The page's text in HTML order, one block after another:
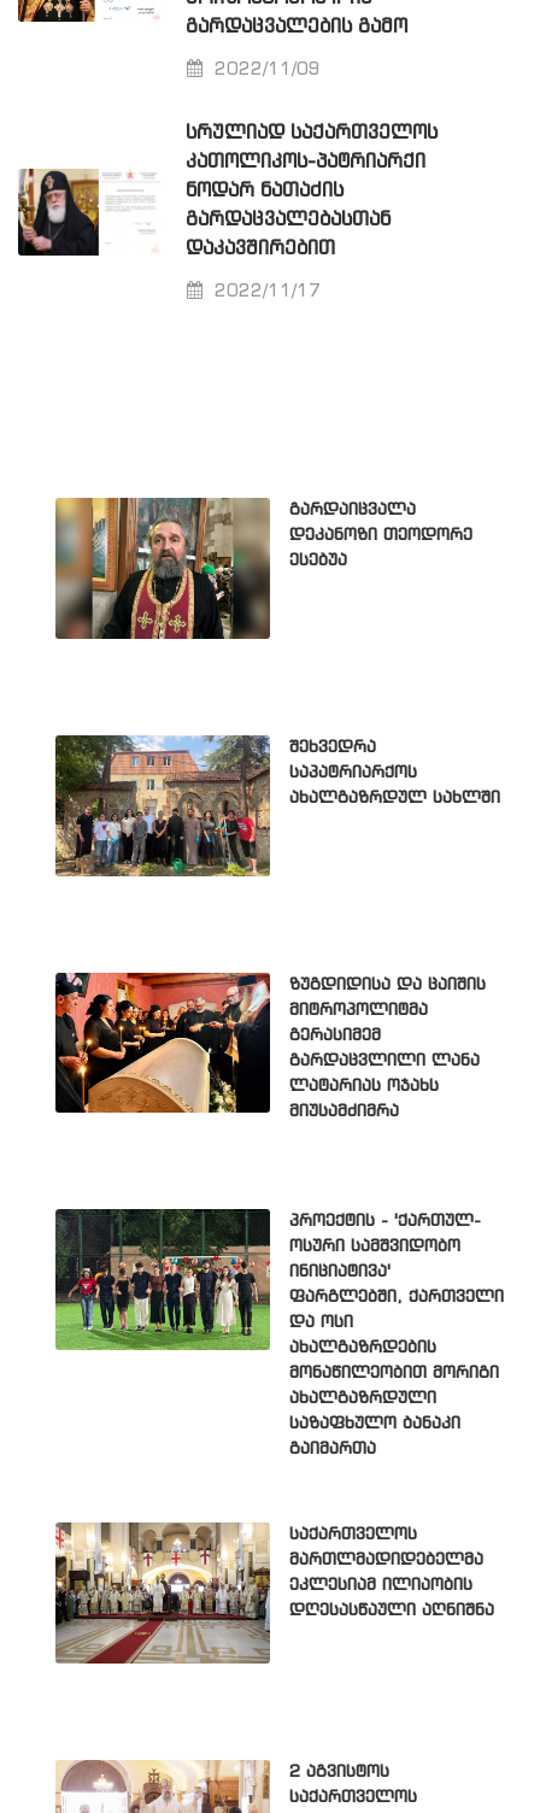
ᲒᲐᲠᲓᲐᲪᲕᲐᲚᲔᲑᲘᲡ ᲒᲐᲛᲝ
2022/11/09
ᲡᲠᲣᲚᲘᲐᲓ ᲡᲐᲥᲐᲠᲗᲕᲔᲚᲝᲡ
ᲙᲐᲗᲝᲚᲘᲙᲝᲡ-ᲞᲐᲢᲠᲘᲐᲠᲥᲘ
ᲜᲝᲓᲐᲠ ᲜᲐᲗᲐᲫᲘᲡ
ᲒᲐᲠᲓᲐᲪᲕᲐᲚᲔᲑᲐᲡᲗᲐᲜ
ᲓᲐᲙᲐᲕᲨᲘᲠᲔᲑᲘᲗ
2022/11/17
გარდაიცვალა
დეკანოზი თეოდორე
ესებუა
შეხვედრა
საპატრიარქოს
ახალგაზრდულ სახლში
ზუგდიდისა და ცაიშის
მიტროპოლიტმა
გერასიმემ
გარდაცვლილი ლანა
ლატარიას ოჯახს
მიუსამძიმრა
პროექტის - 'ქართულ-
ოსური სამშვიდობო
ინიციატივა'
ფარგლებში, ქართველი
და ოსი
ახალგაზრდების
მონაწილეობით მორიგი
ახალგაზრდული
საზაფხულო ბანაკი
გაიმართა
საქართველოს
მართლმადიდებელმა
ეკლესიამ ილიაობის
დღესასწაული აღნიშნა
2 აგვისტოს
საქართველოს